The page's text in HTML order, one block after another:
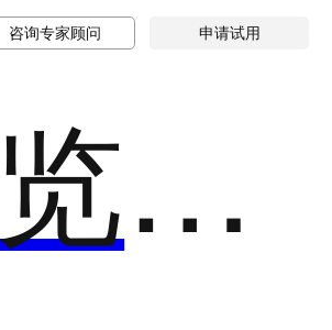
咨询专家顾问 申请试用
一览运营宝